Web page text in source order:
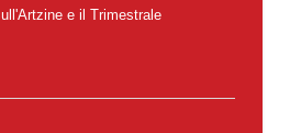
e il Trimestrale